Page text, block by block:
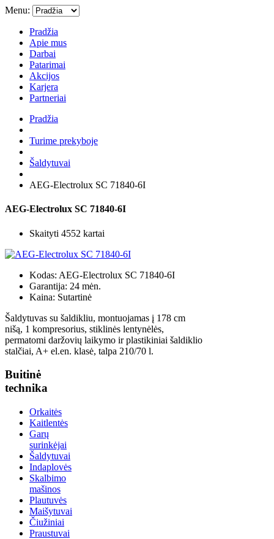
Menu:
Pradžia
Apie mus
Darbai
Patarimai
Akcijos
Karjera
Partneriai
Pradžia
Turime prekyboje
Šaldytuvai
AEG-Electrolux SC 71840-6I
AEG-Electrolux SC 71840-6I
Skaityti 4552 kartai
Kodas: AEG-Electrolux SC 71840-6I
Garantija: 24 mėn.
Kaina: Sutartinė
Šaldytuvas su šaldikliu, montuojamas į 178 cm
nišą, 1 kompresorius, stiklinės lentynėlės,
permatomi daržovių laikymo ir plastikiniai šaldiklio
stalčiai, A+ el.en. klasė, talpa 210/70 l.
Buitinė
technika
Orkaitės
Kaitlentės
Garų
surinkėjai
Šaldytuvai
Indaplovės
Skalbimo
mašinos
Plautuvės
Maišytuvai
Čiužiniai
Praustuvai